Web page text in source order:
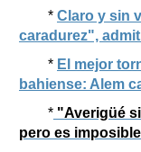
* Claro y sin
caradurez",
* El mejor
bahiense: Alem
* "Averigüé
pero es